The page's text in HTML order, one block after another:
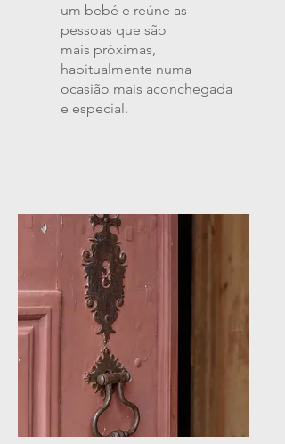
um bebé e reúne as
pessoas que são
mais próximas,
habitualmente numa
ocasião mais aconchegada
e especial.